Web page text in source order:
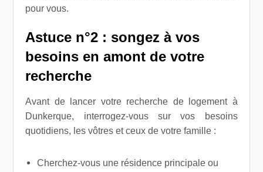
pour vous.
Astuce n°2 : songez à vos
besoins en amont de votre
recherche
Avant de lancer votre recherche de logement à
Dunkerque, interrogez-vous sur vos besoins
quotidiens, les vôtres et ceux de votre famille :
Cherchez-vous une résidence principale ou